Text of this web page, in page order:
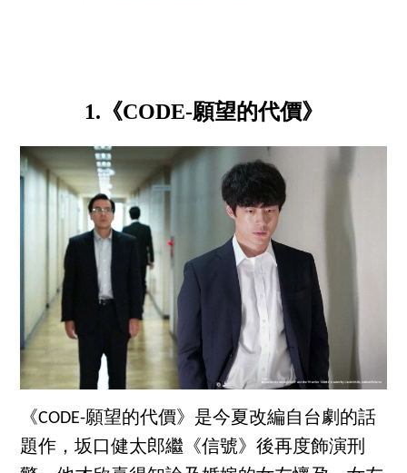
1.《CODE-願望的代價》
《CODE-願望的代價》是今夏改編自台劇的話
題作，坂口健太郎繼《信號》後再度飾演刑